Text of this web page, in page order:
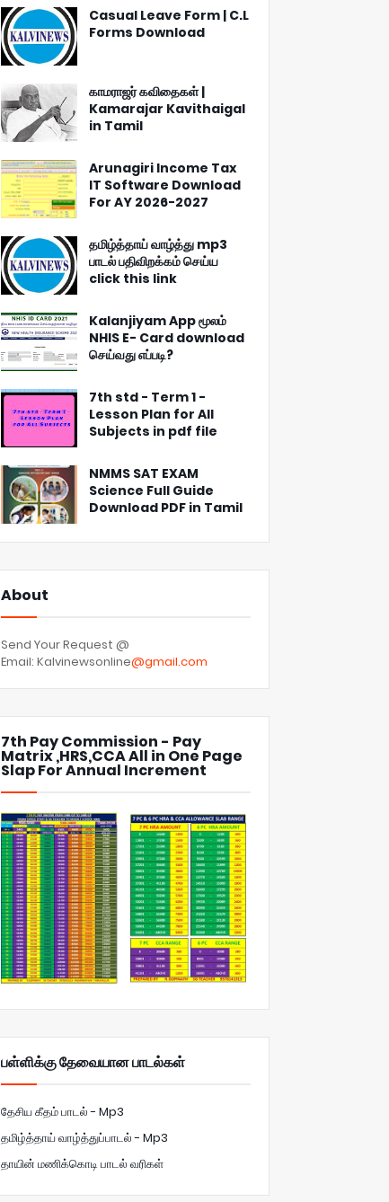
Casual Leave Form | C.L
Forms Download
காமராஜர் கவிதைகள் |
Kamarajar Kavithaigal
in Tamil
Arunagiri Income Tax
IT Software Download
For AY 2026-2027
தமிழ்த்தாய் வாழ்த்து mp3
பாடல் பதிவிறக்கம் செய்ய
click this link
Kalanjiyam App மூலம்
NHIS E- Card download
செய்வது எப்படி?
7th std - Term 1 -
Lesson Plan for All
Subjects in pdf file
NMMS SAT EXAM
Science Full Guide
Download PDF in Tamil
About
Send Your Request @
Email: Kalvinewsonline@gmail.com
7th Pay Commission - Pay
Matrix ,HRS,CCA All in One Page
Slap For Annual Increment
பள்ளிக்கு தேவையான பாடல்கள்
தேசிய கீதம் பாடல் - Mp3
தமிழ்த்தாய் வாழ்த்துப்பாடல் - Mp3
தாயின் மணிக்கொடி பாடல் வரிகள்